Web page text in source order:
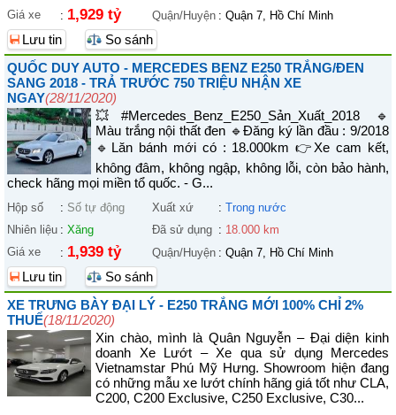
Giá xe
: 1,929 tỷ Quận/Huyện : Quận 7, Hồ Chí Minh
Lưu tin
So sánh
QUỐC DUY AUTO - MERCEDES BENZ E250 TRẮNG/ĐEN
SANG 2018 - TRẢ TRƯỚC 750 TRIỆU NHẬN XE
NGAY(28/11/2020)
💥#Mercedes_Benz_E250_Sản_Xuất_2018 🔹
Màu trắng nội thất đen 🔹Đăng ký lần đầu : 9/2018
🔹Lăn bánh mới có : 18.000km 👉Xe cam kết,
không đâm, không ngập, không lỗi, còn bảo hành,
check hãng mọi miền tổ quốc. - G...
Hộp số : Số tự động Xuất xứ : Trong nước
Nhiên liệu : Xăng Đã sử dụng : 18.000 km
Giá xe
: 1,939 tỷ Quận/Huyện : Quận 7, Hồ Chí Minh
Lưu tin
So sánh
XE TRƯNG BÀY ĐẠI LÝ - E250 TRẮNG MỚI 100% CHỈ 2%
THUẾ(18/11/2020)
Xin chào, mình là Quân Nguyễn – Đại diện kinh
doanh Xe Lướt – Xe qua sử dụng Mercedes
Vietnamstar Phú Mỹ Hưng. Showroom hiện đang
có những mẫu xe lướt chính hãng giá tốt như CLA,
C200, C200 Exclusive, C250 Exclusive, C30...